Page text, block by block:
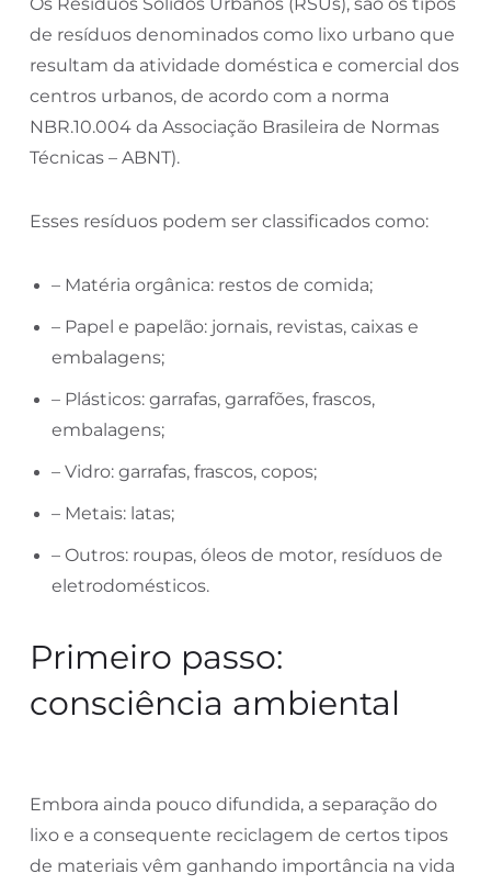
Os Resíduos Sólidos Urbanos (RSUs), são os tipos
de resíduos denominados como lixo urbano que
resultam da atividade doméstica e comercial dos
centros urbanos, de acordo com a norma
NBR.10.004 da Associação Brasileira de Normas
Técnicas – ABNT).
Esses resíduos podem ser classificados como:
– Matéria orgânica: restos de comida;
– Papel e papelão: jornais, revistas, caixas e
embalagens;
– Plásticos: garrafas, garrafões, frascos,
embalagens;
– Vidro: garrafas, frascos, copos;
– Metais: latas;
– Outros: roupas, óleos de motor, resíduos de
eletrodomésticos.
Primeiro passo:
consciência ambiental
Embora ainda pouco difundida, a separação do
lixo e a consequente reciclagem de certos tipos
de materiais vêm ganhando importância na vida